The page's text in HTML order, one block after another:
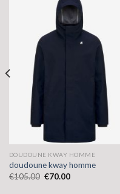
DOUDOUNE KWAY HOMME
doudoune kway homme
€105.00 €70.00